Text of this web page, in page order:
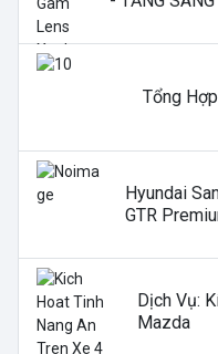
Tổng
Hyundai
GTR
Dịch Vụ:
Mazda